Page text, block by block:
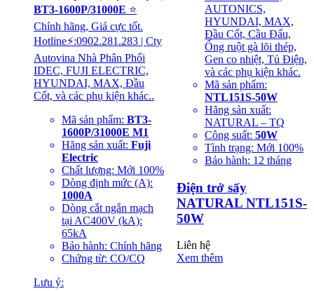
BT3-1600P/31000E ⭐
Chính hãng, Giá cực tốt.
Hotline⚡:0902.281.283 | Cty
Autovina Nhà Phân Phối
IDEC, FUJI ELECTRIC,
HYUNDAI, MAX, Đầu
Cốt, và các phụ kiện khác..
Mã sản phẩm: BT3-
1600P/31000E M1
Hãng sản xuất: Fuji
Electric
Chất lượng: Mới 100%
Dòng định mức (A):
1000A
Dòng cắt ngắn mạch
tại AC400V (kA):
65kA
Bảo hành: Chính hãng
Chứng từ: CO/CQ
Lưu ý:
AUTONICS,
HYUNDAI, MAX,
Đầu Cốt, Cầu Đấu,
Ống ruột gà lõi thép,
Gen co nhiệt, Tủ Điện,
và các phụ kiện khác.
Mã sản phẩm:
NTL151S-50W
Hãng sản xuất:
NATURAL – TQ
Công suất: 50W
Tình trạng: Mới 100%
Bảo hành: 12 tháng
Điện trở sấy
NATURAL NTL151S-
50W
Liên hệ
Xem thêm